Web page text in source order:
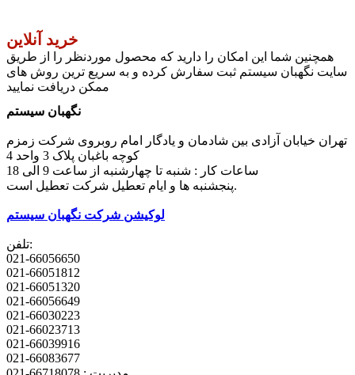
خرید آنلاین
همچنین شما این امکان را دارید که محصول موردنظر را از طریق
سایت نگهبان سیستم ثبت سفارش کرده و به سریع ترین روش های
ممکن دریافت نمایید
نگهبان سیستم
تهران خیابان آزادی بین شادمان و یادگار امام روبروی شرکت زمزم
کوچه باغبان پلاک 3 واحد 4
پنجشنبه ها و ایام تعطیل شرکت تعطیل است.
لوکیشن شرکت نگهبان سیستم
تلفن:
021-66056650
021-66051812
021-66051320
021-66056649
021-66030223
021-66023713
021-66039916
021-66083677